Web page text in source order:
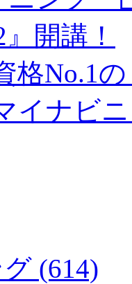
開講！
格No.1
イナビ
(614)